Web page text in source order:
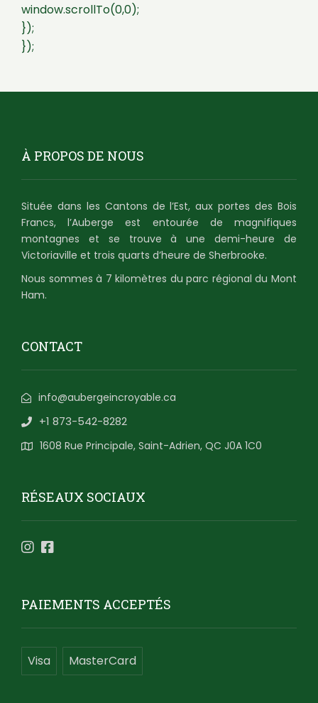
window.scrollTo(0,0);
});
});
À PROPOS DE NOUS
Située dans les Cantons de l’Est, aux portes des Bois
Francs, l’Auberge est entourée de magnifiques
montagnes et se trouve à une demi-heure de
Victoriaville et trois quarts d’heure de Sherbrooke.
Nous sommes à 7 kilomètres du parc régional du Mont
Ham.
CONTACT
info@aubergeincroyable.ca
+1 873-542-8282
1608 Rue Principale, Saint-Adrien, QC J0A 1C0
RÉSEAUX SOCIAUX
PAIEMENTS ACCEPTÉS
Visa MasterCard